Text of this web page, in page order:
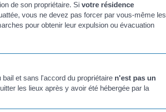
de son propriétaire. Si votre résidence
vous ne devez pas forcer par vous-même les
pour obtenir leur expulsion ou évacuation
et sans l'accord du propriétaire n'est pas un
les lieux après y avoir été hébergée par la